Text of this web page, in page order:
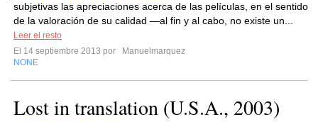
subjetivas las apreciaciones acerca de las películas, en el sentido
de la valoración de su calidad —al fin y al cabo, no existe un...
Leer el resto
El 14 septiembre 2013 por
Manuelmarquez
NONE
Lost in translation (U.S.A., 2003)